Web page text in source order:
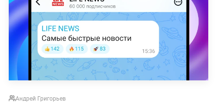
Андрей Григорьев